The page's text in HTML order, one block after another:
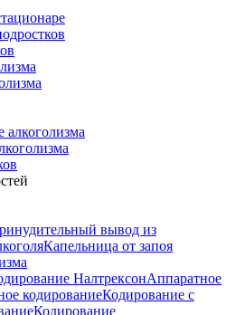
алкоголизма
вывод из
Капельница от запоя
НалтрексонАппаратное
кодированиеКодирование с
Кодирование